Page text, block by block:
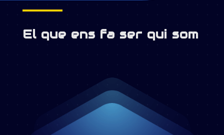
El que ens fa ser qui som